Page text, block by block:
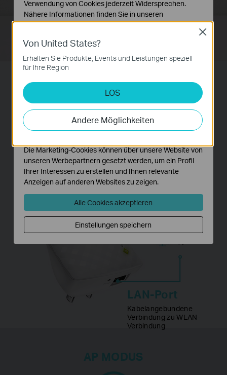
Gesonderter Accesspoint-
Modus
Der RE220 ist mehr als ein einfacher WLAN-
er als schneller Dualband-Accesspoint.
Desktop
TV
LAN-Port
Kabelangebundene
Verbindung zu WLAN-
Verbindung
AP MODUS
Von United States?
Erhalten Sie Produkte, Events und Leistungen speziell
für Ihre Region
LOS
Andere Möglichkeiten
Close
Verwendung von Cookies jederzeit Widersprechen.
Nähere Informationen finden Sie in unseren
Datenschutzhinweisen.
Notwendige Cookies
erforderlich und können in Ihren Systemen nicht
Analyse- und Marketing-Cookies
Analyse-Cookies ermöglichen es uns, Ihre Aktivitäten
auf unserer Website zu analysieren, um die
Funktionsweise unserer Website zu verbessern und
Die Marketing-Cookies können über unsere Website von
unseren Werbepartnern gesetzt werden, um ein Profil
Ihrer Interessen zu erstellen und Ihnen relevante
Anzeigen auf anderen Websites zu zeigen.
Alle Cookies akzeptieren
Einstellungen speichern